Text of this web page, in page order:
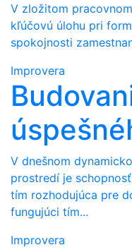
V zložitom
kľúčovú úlohu pri
spokojnosti
Improvera
V dnešnom
prostredí je
tím rozhodujúca pre
fungujúci tím...
Improvera